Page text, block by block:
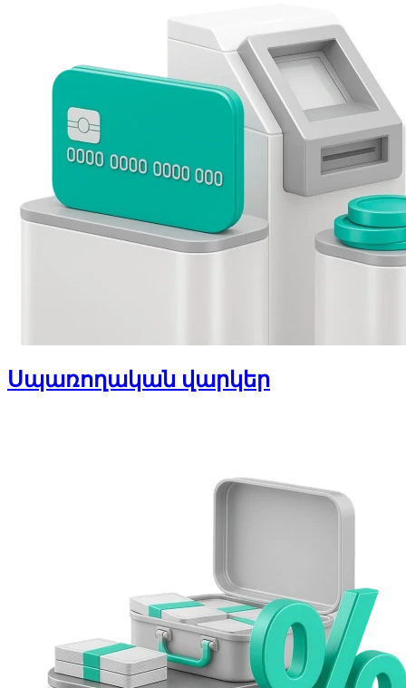
Սպառողական վարկեր